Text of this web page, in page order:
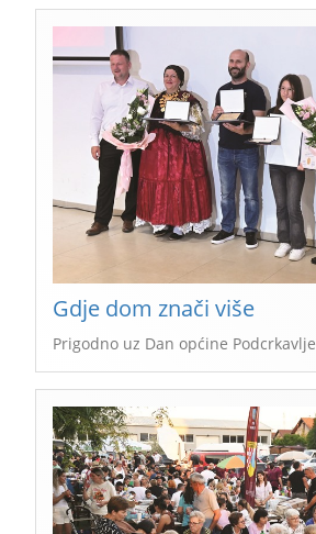
Gdje dom znači više
Prigodno uz Dan općine Podcrkavlje